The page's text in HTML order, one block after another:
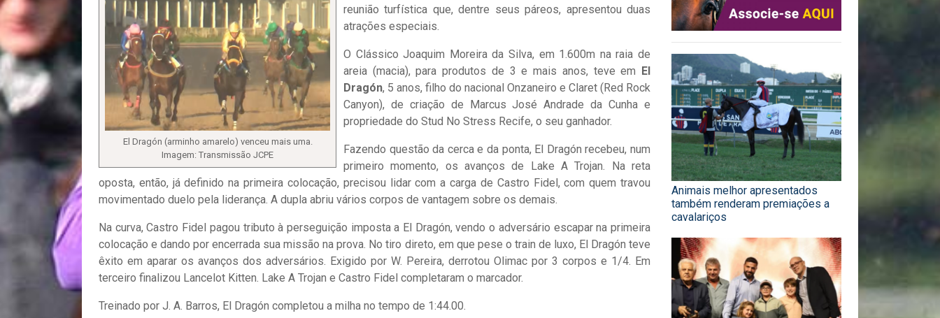
El Dragón (arminho amarelo) venceu mais uma.
Imagem: Transmissão JCPE
reunião turfística que, dentre seus páreos, apresentou duas
atrações especiais.
O Clássico Joaquim Moreira da Silva, em 1.600m na raia de
areia (macia), para produtos de 3 e mais anos, teve em El
Dragón, 5 anos, filho do nacional Onzaneiro e Claret (Red Rock
Canyon), de criação de Marcus José Andrade da Cunha e
propriedade do Stud No Stress Recife, o seu ganhador.
Fazendo questão da cerca e da ponta, El Dragón recebeu, num
primeiro momento, os avanços de Lake A Trojan. Na reta
oposta, então, já definido na primeira colocação, precisou lidar com a carga de Castro Fidel, com quem travou
movimentado duelo pela liderança. A dupla abriu vários corpos de vantagem sobre os demais.
Na curva, Castro Fidel pagou tributo à perseguição imposta a El Dragón, vendo o adversário escapar na primeira
colocação e dando por encerrada sua missão na prova. No tiro direto, em que pese o train de luxo, El Dragón teve
êxito em aparar os avanços dos adversários. Exigido por W. Pereira, derrotou Olimac por 3 corpos e 1/4. Em
terceiro finalizou Lancelot Kitten. Lake A Trojan e Castro Fidel completaram o marcador.
Treinado por J. A. Barros, El Dragón completou a milha no tempo de 1:44.00.
Animais melhor apresentados
também renderam premiações a
cavalariços